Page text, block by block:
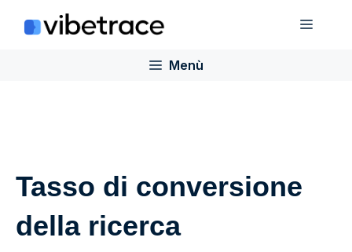
Menù
Menù
Tasso di conversione
della ricerca